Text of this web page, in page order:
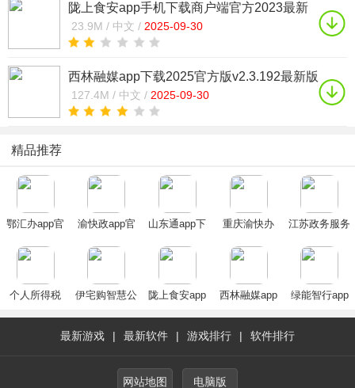
陇上食安app手机下载商户端官方2023最新
版V1.2.45企业端
23.9M / 中文 / 2025-09-30
西林融媒app下载2025官方版v2.3.192最新版
127.4M / 中文 / 2025-09-30
精品推荐
鄂汇办app官
新版
渝快政app官
2025
山东通app下
2025最新版
重庆渝快办
版(重庆市政
江苏政务服务
服办)
个人所得税
伊宅购智慧公
陇上食安app
新版
西林融媒app
绿能智行app
最新游戏 | 最新软件 | 游戏排行 | 软件排行
网站地图 电脑版